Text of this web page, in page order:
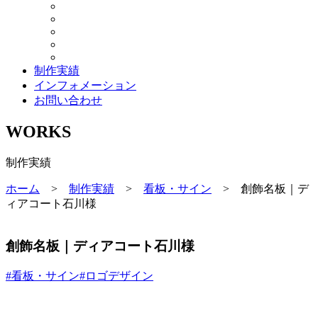
制作実績
インフォメーション
お問い合わせ
WORKS
制作実績
ホーム > 制作実績 > 看板・サイン > 創飾名板｜デ
ィアコート石川様
創飾名板｜ディアコート石川様
#看板・サイン#ロゴデザイン